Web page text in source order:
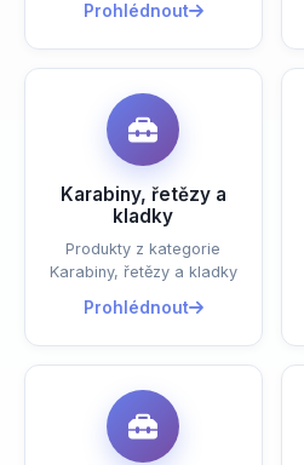
Prohlédnout
Karabiny, řetězy a
kladky
Produkty z kategorie
Karabiny, řetězy a kladky
Prohlédnout